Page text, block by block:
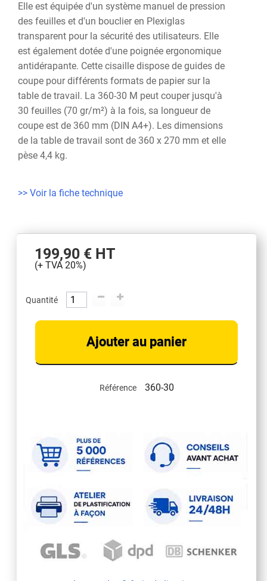
Elle est équipée d'un système manuel de pression
des feuilles et d'un bouclier en Plexiglas
transparent pour la sécurité des utilisateurs. Elle
est également dotée d'une poignée ergonomique
antidérapante. Cette cisaille dispose de guides de
coupe pour différents formats de papier sur la
table de travail. La 360-30 M peut couper jusqu'à
30 feuilles (70 gr/m²) à la fois, sa longueur de
coupe est de 360 mm (DIN A4+). Les dimensions
de la table de travail sont de 360 x 270 mm et elle
pèse 4,4 kg.
>> Voir la fiche technique
199,90 € HT
(+ TVA 20%)
Quantité
Ajouter au panier
Référence 360-30